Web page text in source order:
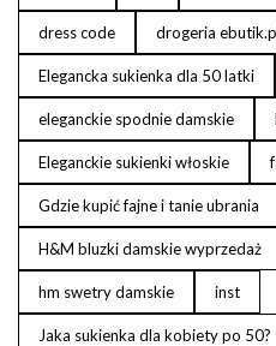
dress code drogeria
Elegancka sukienka dla 50 latki
eleganckie spodnie damskie
Eleganckie sukienki włoskie
Gdzie kupić fajne i tanie ubrania
H&M bluzki damskie wyprzedaż
hm swetry damskie inst
Jaka sukienka dla kobiety po 50?